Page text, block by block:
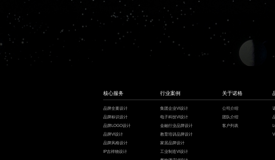
核心服务
品牌全案设计
品牌标识设计
品牌LOGO设计
品牌VI设计
品牌风格设计
IP吉祥物设计
行业案例
集团企业VI设计
电子科技VI设计
金融行业品牌设计
教育培训品牌设计
家居品牌设计
工业制造VI设计
关于诺格
公司介绍
团队介绍
客户列表